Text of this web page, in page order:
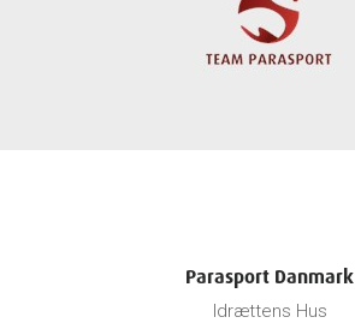
Parasport Danmark
Idrættens Hus